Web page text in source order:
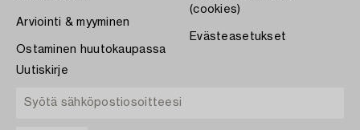
Arviointi & myyminen
Ostaminen huutokaupassa
(cookies)
Evästeasetukset
Uutiskirje